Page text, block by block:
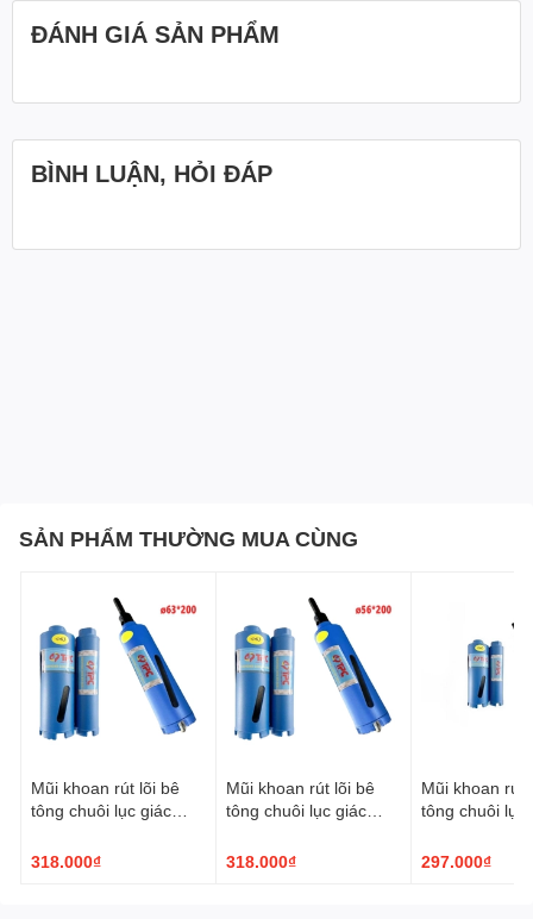
ĐÁNH GIÁ SẢN PHẨM
BÌNH LUẬN, HỎI ĐÁP
SẢN PHẨM THƯỜNG MUA CÙNG
Mũi khoan rút lõi bê
tông chuôi lục giác
318.000₫
Mũi khoan rút lõi bê
tông chuôi lục giác
318.000₫
Mũi khoan rút
tông chuôi lục
297.000₫